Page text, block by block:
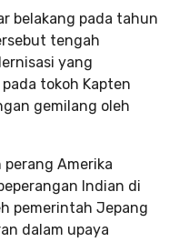
belakang pada tahun
tengah
yang
tokoh Kapten
gemilang oleh
Amerika
Indian di
pemerintah Jepang
dalam upaya